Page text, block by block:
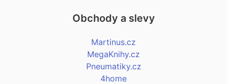
Obchody a slevy
Martinus.cz
MegaKnihy.cz
Pneumatiky.cz
4home